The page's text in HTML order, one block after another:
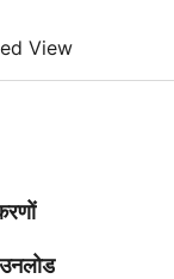
View